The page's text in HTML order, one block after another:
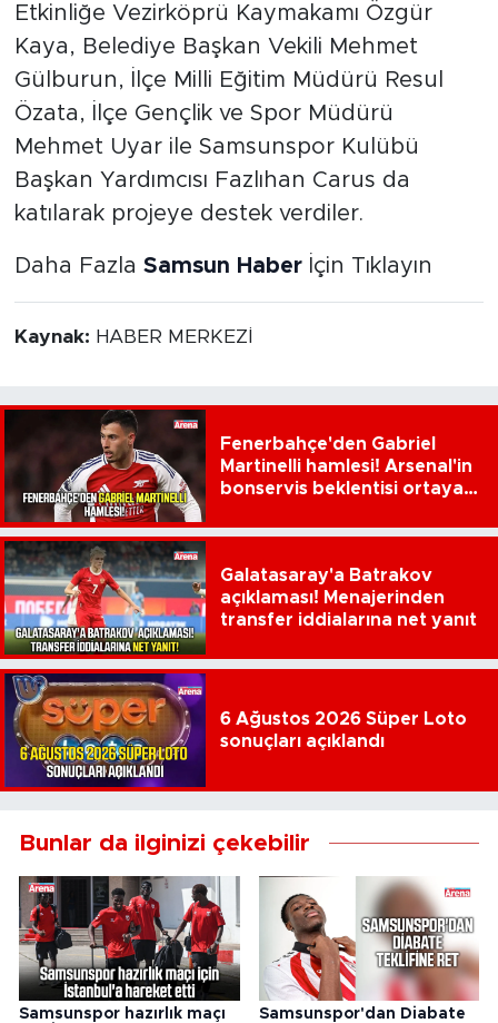
Etkinliğe Vezirköprü Kaymakamı Özgür
Kaya, Belediye Başkan Vekili Mehmet
Gülburun, İlçe Milli Eğitim Müdürü Resul
Özata, İlçe Gençlik ve Spor Müdürü
Mehmet Uyar ile Samsunspor Kulübü
Başkan Yardımcısı Fazlıhan Carus da
katılarak projeye destek verdiler.
Daha Fazla Samsun Haberİçin Tıklayın
Kaynak: HABER MERKEZİ
Fenerbahçe'den Gabriel
Martinelli hamlesi! Arsenal'in
bonservis beklentisi ortaya
Galatasaray'a Batrakov
açıklaması! Menajerinden
transfer iddialarına net yanıt
6 Ağustos 2026 Süper Loto
sonuçları açıklandı
Bunlar da ilginizi çekebilir
Samsunspor hazırlık maçı Samsunspor'dan Diabate